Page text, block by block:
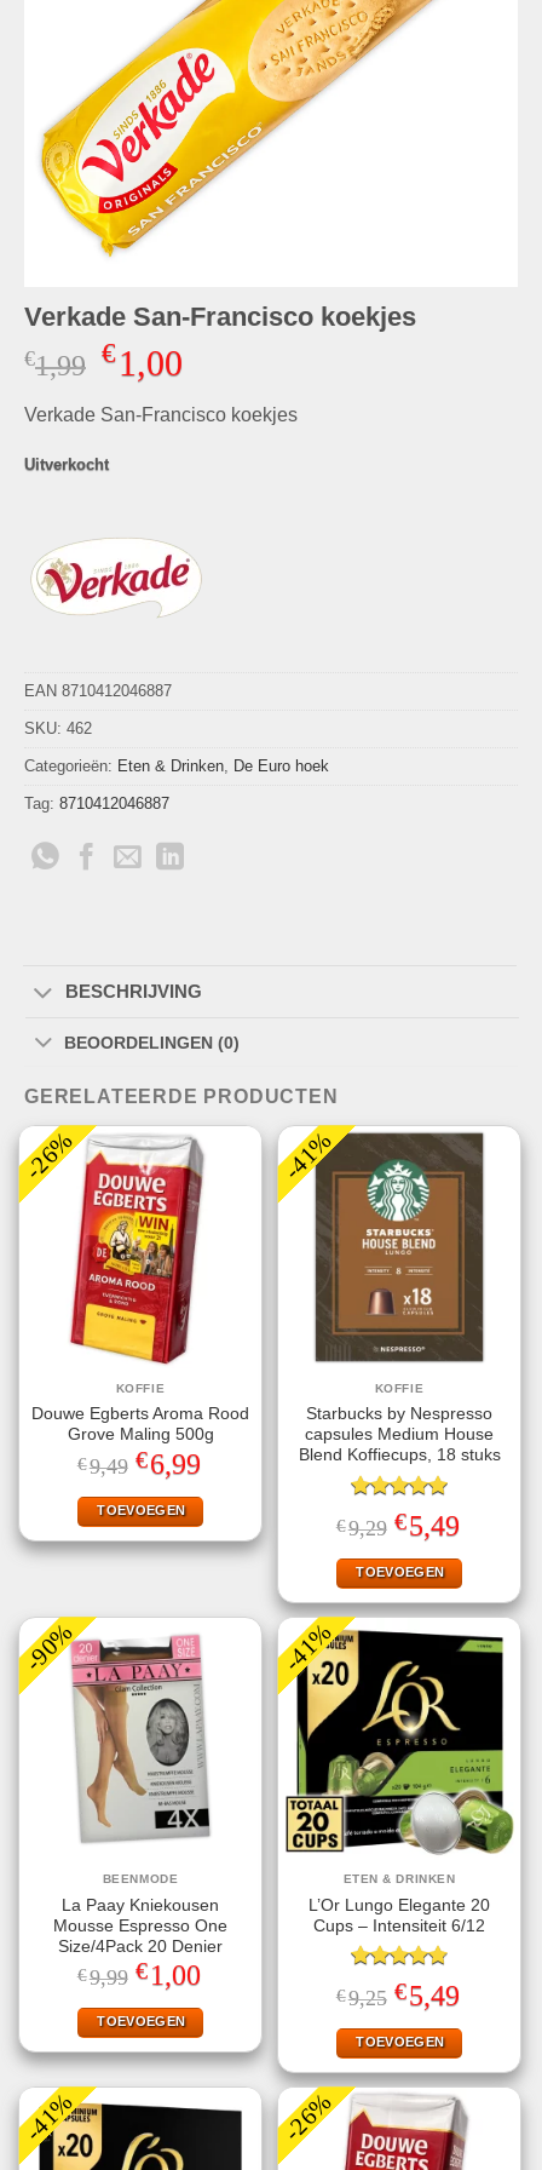
Verkade San-Francisco koekjes
€1,99 Oorspronkelijke
prijs
was:
€1,00Huidige
is:
Verkade San-Francisco koekjes
Uitverkocht
EAN 8710412046887
SKU: 462
Categorieën: Eten & Drinken De Euro hoek
Tag: 8710412046887
BESCHRIJVING
BEOORDELINGEN (0)
GERELATEERDE PRODUCTEN
-26%
KOFFIE
Douwe Egberts Aroma Rood
Grove Maling 500g
€9,49 Oorspronkelijke
prijs
was:
€9,49.
€6,99
is:
€6,99.
TOEVOEGEN
-41%
KOFFIE
Starbucks by Nespresso
capsules Medium House
Blend Koffiecups, 18 stuks
Gewaardeerd
5.00uit 5
€9,29 Oorspronkelijke
prijs
was:
€9,29.
€5,49
is:
€5,49.
TOEVOEGEN
-90%
BEENMODE
La Paay Kniekousen
Mousse Espresso One
Size/4Pack 20 Denier
€9,99 Oorspronkelijke
prijs
was:
€9,99.
€1,00
is:
€1,00.
TOEVOEGEN
-41%
ETEN & DRINKEN
L’Or Lungo Elegante 20
Cups – Intensiteit 6/12
Gewaardeerd
4.80uit 5
€9,25 Oorspronkelijke
prijs
was:
€9,25.
€5,49
is:
€5,49.
TOEVOEGEN
-41% -26%